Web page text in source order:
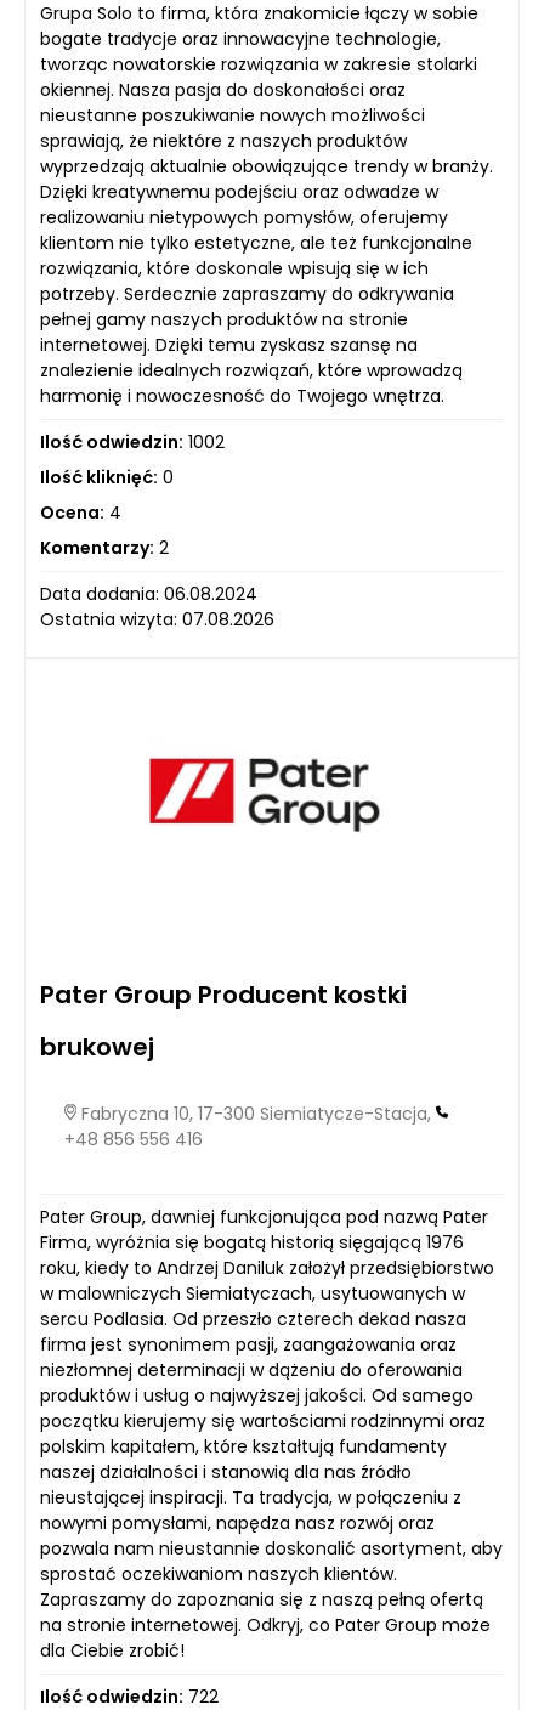
Grupa Solo to firma, która znakomicie łączy w sobie
bogate tradycje oraz innowacyjne technologie,
tworząc nowatorskie rozwiązania w zakresie stolarki
okiennej. Nasza pasja do doskonałości oraz
nieustanne poszukiwanie nowych możliwości
sprawiają, że niektóre z naszych produktów
wyprzedzają aktualnie obowiązujące trendy w branży.
Dzięki kreatywnemu podejściu oraz odwadze w
realizowaniu nietypowych pomysłów, oferujemy
klientom nie tylko estetyczne, ale też funkcjonalne
rozwiązania, które doskonale wpisują się w ich
potrzeby. Serdecznie zapraszamy do odkrywania
pełnej gamy naszych produktów na stronie
internetowej. Dzięki temu zyskasz szansę na
znalezienie idealnych rozwiązań, które wprowadzą
harmonię i nowoczesność do Twojego wnętrza.
Ilość odwiedzin: 1002
Ilość kliknięć: 0
Ocena: 4
Komentarzy: 2
Data dodania: 06.08.2024
Ostatnia wizyta: 07.08.2026
Pater Group Producent kostki
brukowej
Fabryczna 10, 17-300 Siemiatycze-Stacja,
+48 856 556 416
Pater Group, dawniej funkcjonująca pod nazwą Pater
Firma, wyróżnia się bogatą historią sięgającą 1976
roku, kiedy to Andrzej Daniluk założył przedsiębiorstwo
w malowniczych Siemiatyczach, usytuowanych w
sercu Podlasia. Od przeszło czterech dekad nasza
firma jest synonimem pasji, zaangażowania oraz
niezłomnej determinacji w dążeniu do oferowania
produktów i usług o najwyższej jakości. Od samego
początku kierujemy się wartościami rodzinnymi oraz
polskim kapitałem, które kształtują fundamenty
naszej działalności i stanowią dla nas źródło
nieustającej inspiracji. Ta tradycja, w połączeniu z
nowymi pomysłami, napędza nasz rozwój oraz
pozwala nam nieustannie doskonalić asortyment, aby
sprostać oczekiwaniom naszych klientów.
Zapraszamy do zapoznania się z naszą pełną ofertą
na stronie internetowej. Odkryj, co Pater Group może
dla Ciebie zrobić!
Ilość odwiedzin: 722